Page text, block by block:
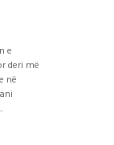
e
deri më
në